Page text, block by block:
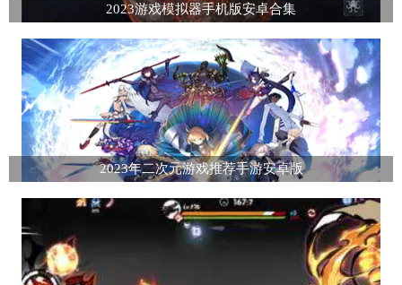
2023游戏模拟器手机版安卓合集
2023年二次元游戏推荐手游安卓版